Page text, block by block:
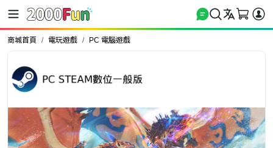
商城首頁 電玩遊戲 PC 電腦遊戲